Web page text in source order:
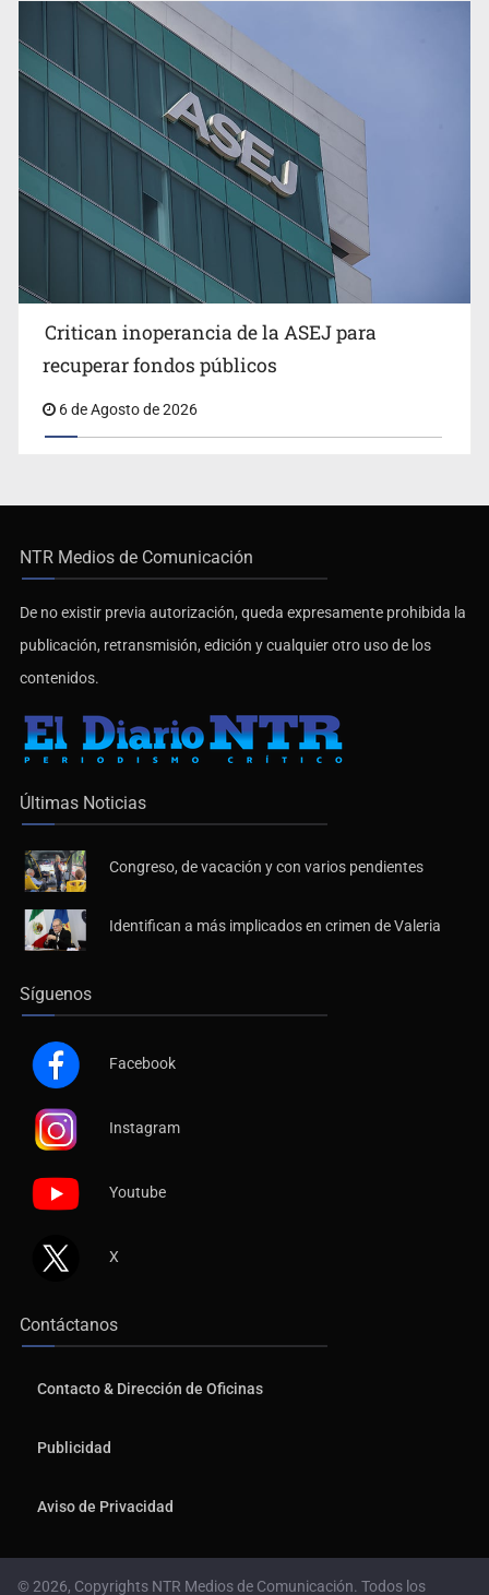
Critican inoperancia de la ASEJ para
recuperar fondos públicos
6 de Agosto de 2026
NTR Medios de Comunicación
De no existir previa autorización, queda expresamente prohibida la
publicación, retransmisión, edición y cualquier otro uso de los
contenidos.
Últimas Noticias
Congreso, de vacación y con varios pendientes
Identifican a más implicados en crimen de Valeria
Síguenos
Facebook
Instagram
Youtube
X
Contáctanos
Contacto & Dirección de Oficinas
Publicidad
Aviso de Privacidad
© 2026, Copyrights NTR Medios de Comunicación. Todos los